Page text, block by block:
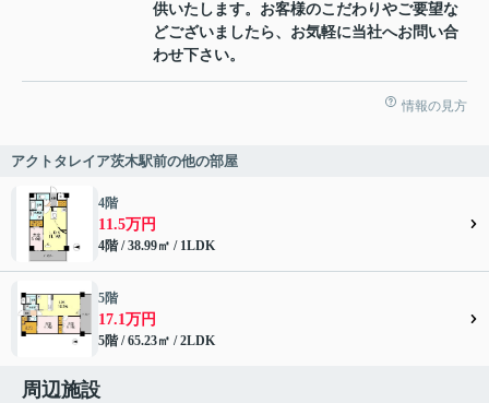
供いたします。お客様のこだわりやご要望な
どございましたら、お気軽に当社へお問い合
わせ下さい。
情報の見方
アクトタレイア茨木駅前の他の部屋
4階
11.5万円
4階 / 38.99㎡ / 1LDK
5階
17.1万円
5階 / 65.23㎡ / 2LDK
周辺施設